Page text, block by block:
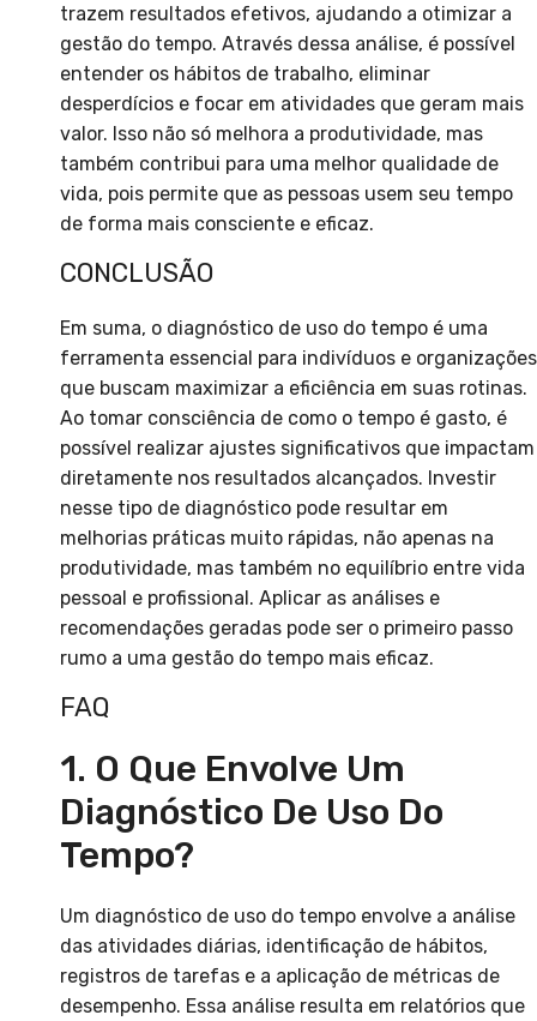
trazem resultados efetivos, ajudando a otimizar a
gestão do tempo. Através dessa análise, é possível
entender os hábitos de trabalho, eliminar
desperdícios e focar em atividades que geram mais
valor. Isso não só melhora a produtividade, mas
também contribui para uma melhor qualidade de
vida, pois permite que as pessoas usem seu tempo
de forma mais consciente e eficaz.
CONCLUSÃO
Em suma, o diagnóstico de uso do tempo é uma
ferramenta essencial para indivíduos e organizações
que buscam maximizar a eficiência em suas rotinas.
Ao tomar consciência de como o tempo é gasto, é
possível realizar ajustes significativos que impactam
diretamente nos resultados alcançados. Investir
nesse tipo de diagnóstico pode resultar em
melhorias práticas muito rápidas, não apenas na
produtividade, mas também no equilíbrio entre vida
pessoal e profissional. Aplicar as análises e
recomendações geradas pode ser o primeiro passo
rumo a uma gestão do tempo mais eficaz.
FAQ
1. O Que Envolve Um
Diagnóstico De Uso Do
Tempo?
Um diagnóstico de uso do tempo envolve a análise
das atividades diárias, identificação de hábitos,
registros de tarefas e a aplicação de métricas de
desempenho. Essa análise resulta em relatórios que